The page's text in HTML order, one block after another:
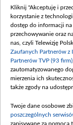
(wpłata
mln,
Data
(wpłata
Data
kwiecień
czerwca
Kliknij "Akceptuję i
korzystanie z
dostęp do informacji
przechowywanie oraz
nas, czyli Telewizję
Zaufanych Partnerów z
Partnerów TVP (93 firm)
zautomatyzowanego
mierzenia ich
także zgody na
Twoje dane osobowe
poszczególnych
zapisywane za